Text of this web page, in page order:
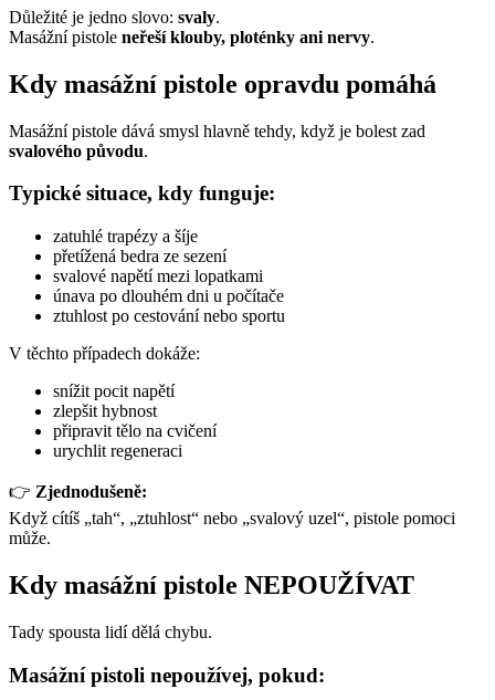
Důležité je jedno slovo: svaly.
Masážní pistole neřeší klouby, ploténky ani nervy.
Kdy masážní pistole opravdu pomáhá
Masážní pistole dává smysl hlavně tehdy, když je bolest zad
svalového původu.
Typické situace, kdy funguje:
zatuhlé trapézy a šíje
přetížená bedra ze sezení
svalové napětí mezi lopatkami
únava po dlouhém dni u počítače
ztuhlost po cestování nebo sportu
V těchto případech dokáže:
snížit pocit napětí
zlepšit hybnost
připravit tělo na cvičení
urychlit regeneraci
👉 Zjednodušeně:
Když cítíš „tah“, „ztuhlost“ nebo „svalový uzel“, pistole pomoci
může.
Kdy masážní pistole NEPOUŽÍVAT
Tady spousta lidí dělá chybu.
Masážní pistoli nepoužívej, pokud: